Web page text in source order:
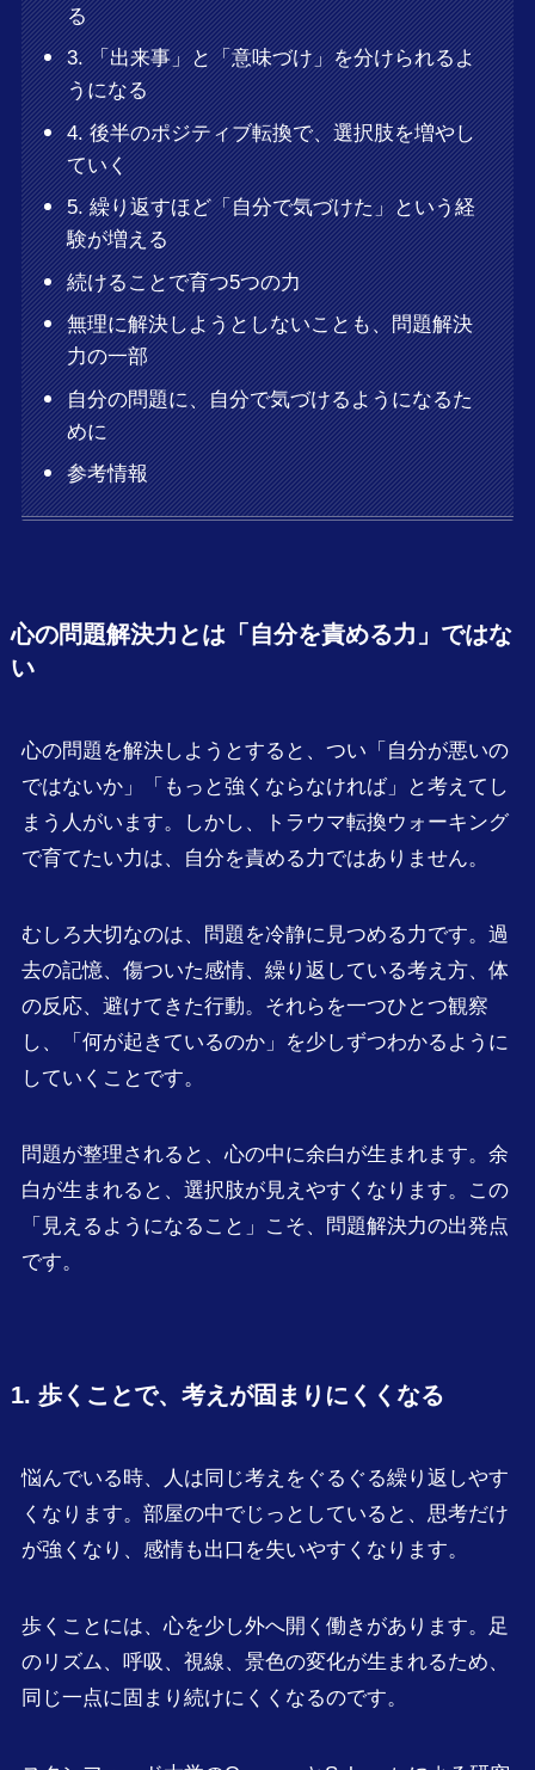
る
3. 「出来事」と「意味づけ」を分けられるよ
うになる
4. 後半のポジティブ転換で、選択肢を増やし
ていく
5. 繰り返すほど「自分で気づけた」という経
験が増える
続けることで育つ5つの力
無理に解決しようとしないことも、問題解決
力の一部
自分の問題に、自分で気づけるようになるた
めに
参考情報
心の問題解決力とは「自分を責める力」ではな
い
心の問題を解決しようとすると、つい「自分が悪いの
ではないか」「もっと強くならなければ」と考えてし
まう人がいます。しかし、トラウマ転換ウォーキング
で育てたい力は、自分を責める力ではありません。
むしろ大切なのは、問題を冷静に見つめる力です。過
去の記憶、傷ついた感情、繰り返している考え方、体
の反応、避けてきた行動。それらを一つひとつ観察
し、「何が起きているのか」を少しずつわかるように
していくことです。
問題が整理されると、心の中に余白が生まれます。余
白が生まれると、選択肢が見えやすくなります。この
「見えるようになること」こそ、問題解決力の出発点
です。
1. 歩くことで、考えが固まりにくくなる
悩んでいる時、人は同じ考えをぐるぐる繰り返しやす
くなります。部屋の中でじっとしていると、思考だけ
が強くなり、感情も出口を失いやすくなります。
歩くことには、心を少し外へ開く働きがあります。足
のリズム、呼吸、視線、景色の変化が生まれるため、
同じ一点に固まり続けにくくなるのです。